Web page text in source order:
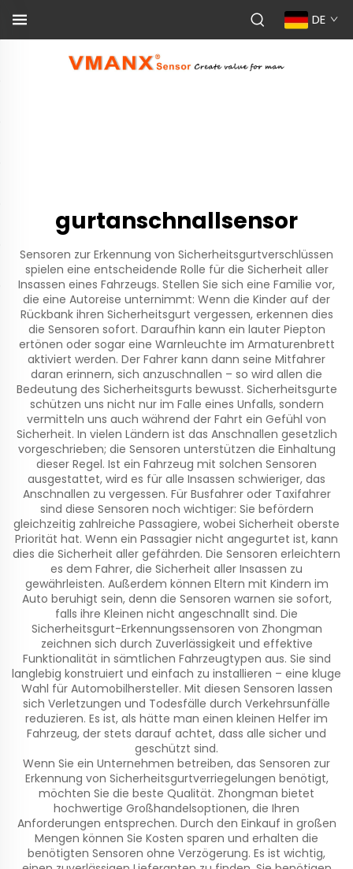
DE
gurtanschnallsensor
Sensoren zur Erkennung von Sicherheitsgurtverschlüssen
spielen eine entscheidende Rolle für die Sicherheit aller
Insassen eines Fahrzeugs. Stellen Sie sich eine Familie vor,
die eine Autoreise unternimmt: Wenn die Kinder auf der
Rückbank ihren Sicherheitsgurt vergessen, erkennen dies
die Sensoren sofort. Daraufhin kann ein lauter Piepton
ertönen oder sogar eine Warnleuchte im Armaturenbrett
aktiviert werden. Der Fahrer kann dann seine Mitfahrer
daran erinnern, sich anzuschnallen – so wird allen die
Bedeutung des Sicherheitsgurts bewusst. Sicherheitsgurte
schützen uns nicht nur im Falle eines Unfalls, sondern
vermitteln uns auch während der Fahrt ein Gefühl von
Sicherheit. In vielen Ländern ist das Anschnallen gesetzlich
vorgeschrieben; die Sensoren unterstützen die Einhaltung
dieser Regel. Ist ein Fahrzeug mit solchen Sensoren
ausgestattet, wird es für alle Insassen schwieriger, das
Anschnallen zu vergessen. Für Busfahrer oder Taxifahrer
sind diese Sensoren noch wichtiger: Sie befördern
gleichzeitig zahlreiche Passagiere, wobei Sicherheit oberste
Priorität hat. Wenn ein Passagier nicht angegurtet ist, kann
dies die Sicherheit aller gefährden. Die Sensoren erleichtern
es dem Fahrer, die Sicherheit aller Insassen zu
gewährleisten. Außerdem können Eltern mit Kindern im
Auto beruhigt sein, denn die Sensoren warnen sie sofort,
falls ihre Kleinen nicht angeschnallt sind. Die
Sicherheitsgurt-Erkennungssensoren von Zhongman
zeichnen sich durch Zuverlässigkeit und effektive
Funktionalität in sämtlichen Fahrzeugtypen aus. Sie sind
langlebig konstruiert und einfach zu installieren – eine kluge
Wahl für Automobilhersteller. Mit diesen Sensoren lassen
sich Verletzungen und Todesfälle durch Verkehrsunfälle
reduzieren. Es ist, als hätte man einen kleinen Helfer im
Fahrzeug, der stets darauf achtet, dass alle sicher und
geschützt sind.
Wenn Sie ein Unternehmen betreiben, das Sensoren zur
Erkennung von Sicherheitsgurtverriegelungen benötigt,
möchten Sie die beste Qualität. Zhongman bietet
hochwertige Großhandelsoptionen, die Ihren
Anforderungen entsprechen. Durch den Einkauf in großen
Mengen können Sie Kosten sparen und erhalten die
benötigten Sensoren ohne Verzögerung. Es ist wichtig,